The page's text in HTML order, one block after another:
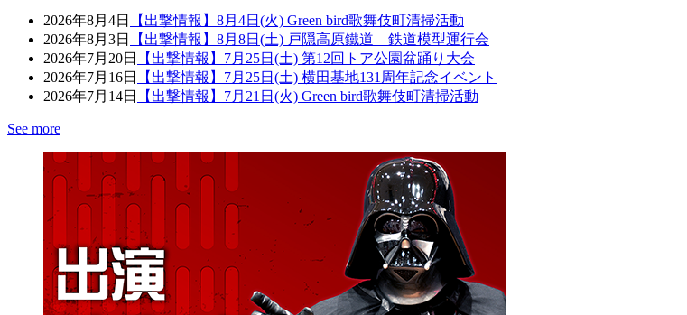
2026年8月4日
【出撃情報】8月4日(火) Green bird歌舞伎町清掃活動
2026年8月3日
【出撃情報】8月8日(土) 戸隠高原鐵道 鉄道模型運行会
2026年7月20日
【出撃情報】7月25日(土) 第12回トア公園盆踊り大会
2026年7月16日
【出撃情報】7月25日(土) 横田基地131周年記念イベント
2026年7月14日
【出撃情報】7月21日(火) Green bird歌舞伎町清掃活動
See more